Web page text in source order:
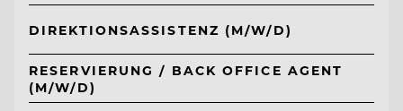
DIREKTIONSASSISTENZ (M/W/D)
RESERVIERUNG / BACK OFFICE AGENT
(M/W/D)